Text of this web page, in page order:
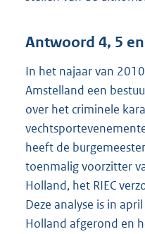
Antwoord 4, 5
In het najaar van
Amstelland een
over het criminele
heeft de
toenmalig voorzitter
Holland, het RIEC
Deze analyse is in
Holland afgerond en